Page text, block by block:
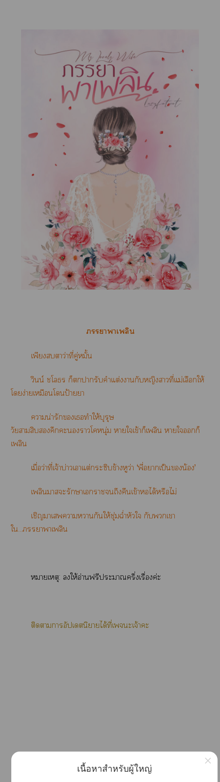
ภรราาเพลิน
เพียงตาว่าที่คู่หมั้น
วินน์ ชโล ก็ารับคำแต่งากับหญิงาที่แม่เลือกให้
โง่ายเหมือนโป้ายา
าน่ารักเทำให้บุรุษ
วัยาสิบคึกะาโหนุ่ม าใเข้าก็เพลิน าใก็
เพลิน
เมื่อว่าที่เจ้าบ่าวเาแต่กระซิบข้างหูว่า ‘พี่าเป็นน้อง’
เพลินาะรักษาเาถึงคืนเข้าได้หรือไม่
เชิญาเาากันให้ชุ่มฉ่ำหัวใ กับเา
ใ...าาเพลิน
หมายเหตุ: ให้อ่านฟรีะาครึ่งเรื่องค่ะ
ติดาาอัปเดตนิยายได้ที่เะเจ้าะ
เนื้อหาสำหรับผู้ใหญ่
×